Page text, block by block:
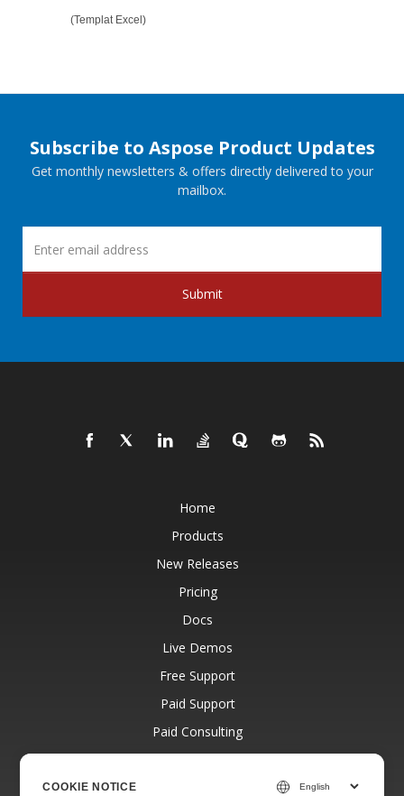
(Templat Excel)
Subscribe to Aspose Product Updates
Get monthly newsletters & offers directly delivered to your
mailbox.
Submit
Home
Products
New Releases
Pricing
Docs
Live Demos
Free Support
Paid Support
Paid Consulting
Blog
COOKIE NOTICE